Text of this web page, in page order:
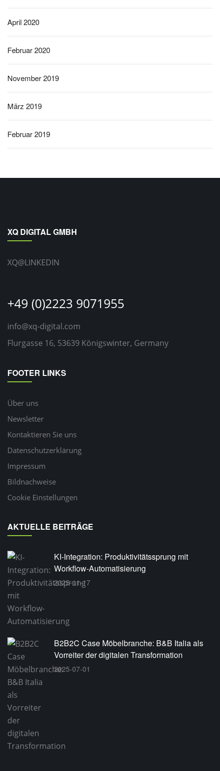
April 2020
Februar 2020
November 2019
März 2019
Februar 2019
XQ DIGITAL GMBH
XQ@LINKEDIN
+49 (0)2223 9071955
info@xq-digital.com
Flurgasse 16, 53639 Königswinter, Germany
FOOTER LINKS
Über uns
Newsletter
Kontaktieren Sie uns
Datenschutzerklärung
Impressum
Bildnachweise
Cookie Einstellungen
AKTUELLE BEITRÄGE
KI-Integration: Produktivitätssprung mit
Workflow-Automatisierung
2025-11-17
B2B2C Case Möbelbranche: B&B Italia als
Vorreiter der digitalen Transformation
2025-07-01